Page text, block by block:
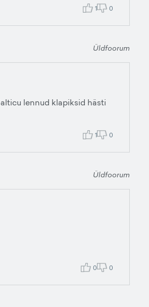
1 0
Üldfoorum
lennud klapiksid hästi
1 0
Üldfoorum
0 0